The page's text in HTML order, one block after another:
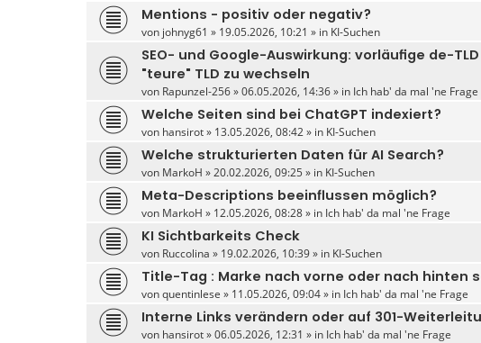
Mentions - positiv oder negativ?
von johnyg61 » 19.05.2026, 10:21 » in KI-Suchen
SEO- und Google-Auswirkung: vorläufige de-
"teure" TLD zu wechseln
von Rapunzel-256» 06.05.2026, 14:36 » in Ich hab' da mal 'ne Frage
Welche Seiten sind bei ChatGPT indexiert?
von hansirot» 13.05.2026, 08:42 » in KI-Suchen
Welche strukturierten Daten für AI Search?
von MarkoH » 20.02.2026, 09:25 » in KI-Suchen
Meta-Descriptions beeinflussen möglich?
von MarkoH » 12.05.2026, 08:28 » in Ich hab' da mal 'ne Frage
KI Sichtbarkeits Check
von Ruccolina » 19.02.2026, 10:39 » in KI-Suchen
Title-Tag : Marke nach vorne oder nach hinten
vonquentinlese » 11.05.2026, 09:04 » in Ich hab' da mal 'ne Frage
Interne Links verändern oder auf 301-
von hansirot» 06.05.2026, 12:31 » in Ich hab' da mal 'ne Frage